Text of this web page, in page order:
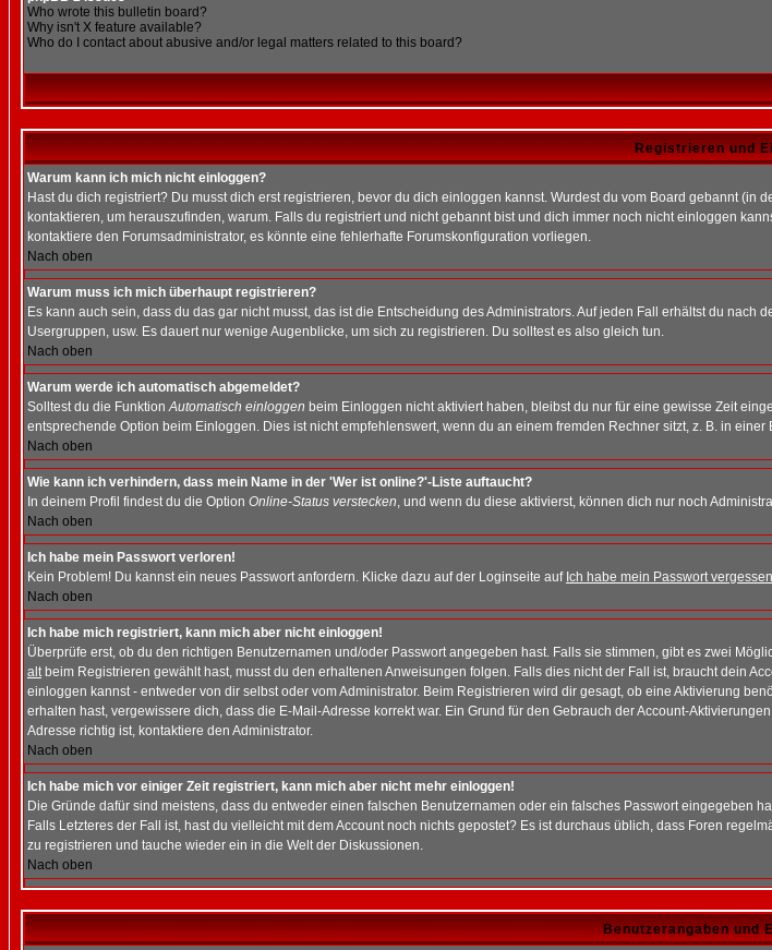
Who wrote this bulletin board?
Why isn't X feature available?
Who do I contact about abusive and/or legal matters related to this board?
Registrieren und
Warum kann ich mich nicht einloggen?
Hast du dich registriert? Du musst dich erst registrieren, bevor du dich einloggen kannst. Wurdest du vom Board gebannt
kontaktieren, um herauszufinden, warum. Falls du registriert und nicht gebannt bist und dich immer noch nicht einloggen
kontaktiere den Forumsadministrator, es könnte eine fehlerhafte Forumskonfiguration vorliegen.
Nach oben
Warum muss ich mich überhaupt registrieren?
Es kann auch sein, dass du das gar nicht musst, das ist die Entscheidung des Administrators. Auf jeden Fall erhältst du
Usergruppen, usw. Es dauert nur wenige Augenblicke, um sich zu registrieren. Du solltest es also gleich tun.
Nach oben
Warum werde ich automatisch abgemeldet?
Solltest du die FunktionAutomatisch einloggen beim Einloggen nicht aktiviert haben, bleibst du nur für eine gewisse Zeit
entsprechende Option beim Einloggen. Dies ist nicht empfehlenswert, wenn du an einem fremden Rechner sitzt, z. B. in
Nach oben
Wie kann ich verhindern, dass mein Name in der 'Wer ist online?'-Liste auftaucht?
In deinem Profil findest du die Option Online-Status verstecken, und wenn du diese aktivierst, können dich nur noch
Nach oben
Ich habe mein Passwort verloren!
Kein Problem! Du kannst ein neues Passwort anfordern. Klicke dazu auf der Loginseite auf Ich habe mein Passwort vergessen
Nach oben
Ich habe mich registriert, kann mich aber nicht einloggen!
Überprüfe erst, ob du den richtigen Benutzernamen und/oder Passwort angegeben hast. Falls sie stimmen, gibt es zwei
altbeim Registrieren gewählt hast, musst du den erhaltenen Anweisungen folgen. Falls dies nicht der Fall ist, braucht dein
einloggen kannst - entweder von dir selbst oder vom Administrator. Beim Registrieren wird dir gesagt, ob eine Aktivierung
erhalten hast, vergewissere dich, dass die E-Mail-Adresse korrekt war. Ein Grund für den Gebrauch der Account-
Adresse richtig ist, kontaktiere den Administrator.
Nach oben
Ich habe mich vor einiger Zeit registriert, kann mich aber nicht mehr einloggen!
Die Gründe dafür sind meistens, dass du entweder einen falschen Benutzernamen oder ein falsches Passwort eingegeben
Falls Letzteres der Fall ist, hast du vielleicht mit dem Account noch nichts gepostet? Es ist durchaus üblich, dass Foren
zu registrieren und tauche wieder ein in die Welt der Diskussionen.
Nach oben
Benutzerangaben und